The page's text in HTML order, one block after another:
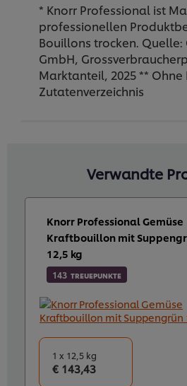
* Knorr Professional ist
professionellen
Bouillons trocken.
GmbH,
Marktanteil, 2025 **
Zutatenverzeichnis
Verwandte
Knorr Professional Gemüse
Kraftbouillon mit
12,5 kg
143 TREUEPUNKTE
1 x 12,5 kg
€ 143,43